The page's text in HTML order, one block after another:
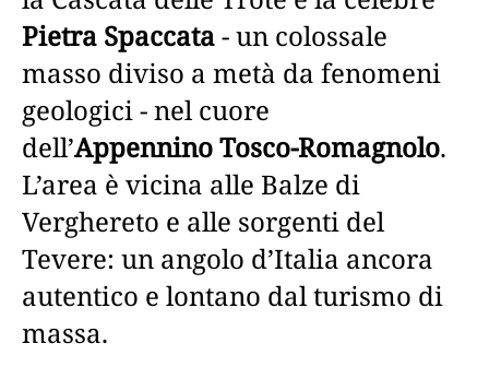
Pietra Spaccata- un colossale
masso diviso a metà da fenomeni
geologici - nel cuore
dell’Appennino Tosco-Romagnolo.
L’area è vicina alle Balze di
Verghereto e alle sorgenti del
Tevere: un angolo d’Italia ancora
autentico e lontano dal turismo di
massa.